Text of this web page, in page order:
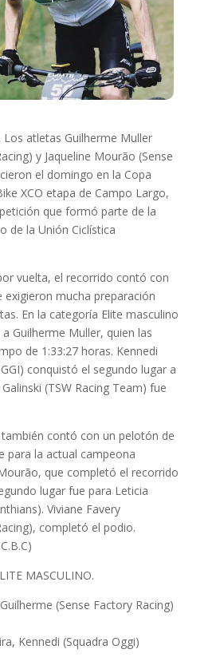
Los atletas Guilherme Muller
y Jaqueline Mourão (Sense
el domingo en la Copa
XCO etapa de Campo Largo,
que formó parte de la
de la Unión Ciclística
vuelta, el recorrido contó con
mucha preparación
En la categoría Elite masculino
Guilherme Muller, quien las
de 1:33:27 horas. Kennedi
conquistó el segundo lugar a
(TSW Racing Team) fue
contó con un pelotón de
para la actual campeona
que completó el recorrido
lugar fue para Leticia
Viviane Favery
completó el podio.
MASCULINO.
(Sense Factory Racing)
Kennedi (Squadra Oggi)